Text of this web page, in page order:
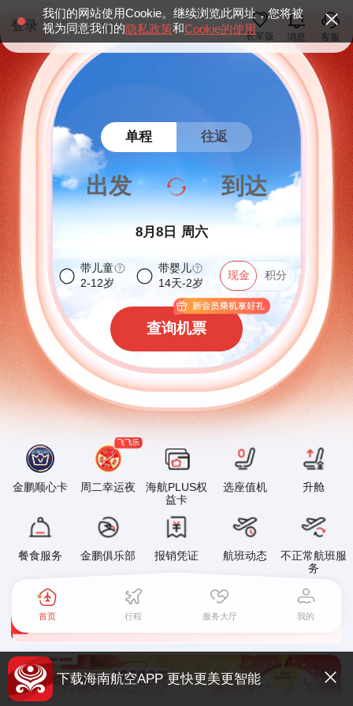
我们的网站使用Cookie。继续浏览此网址，您将被
视为同意我们的隐私政策和Cookie的使用
登录 实名认证
爱心版
爱心版
航变无忧
长辈版 消息 客服
单程 往返
出发 到达
8月8日 周六
带儿童
2-12岁
带婴儿
14天-2岁
现金 积分
现金
查询机票
金鹏顺心卡 周二幸运夜
海航PLUS权
益卡
选座值机 升舱
餐食服务 金鹏俱乐部 报销凭证 航班动态
不正常航班服
务
关于海南航空国内航线燃油附加费征收标准调整的通知
海南航空移动平台升级公告
关于受第13号台风“白海豚”天气原因影响海南航空部分航班调整的温馨提示
首页 行程 服务大厅 我的
下载海南航空APP 更快更美更智能